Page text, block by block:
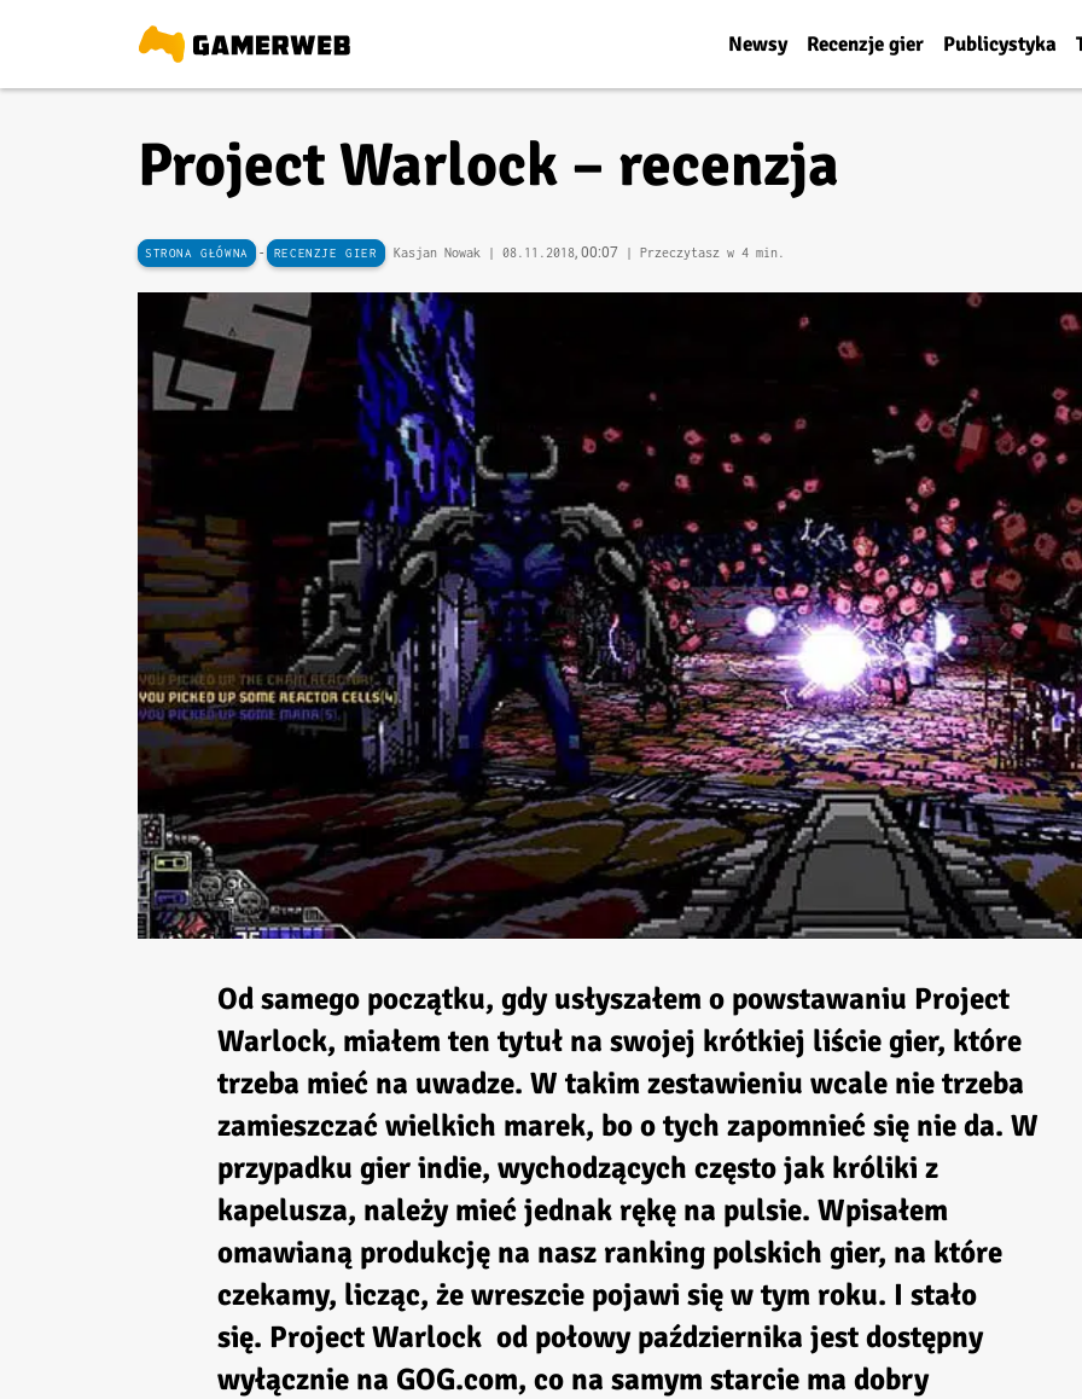
Newsy Recenzje gier Publicystyka
Project Warlock – recenzja
STRONA GŁÓWNA - RECENZJE GIER Kasjan Nowak | 08.11.2018, 00:07 | Przeczytasz w 4 min.
Od samego początku, gdy usłyszałem o powstawaniu Project
Warlock, miałem ten tytuł na swojej krótkiej liście gier, które
trzeba mieć na uwadze. W takim zestawieniu wcale nie trzeba
zamieszczać wielkich marek, bo o tych zapomnieć się nie da. W
przypadku gier indie, wychodzących często jak króliki z
kapelusza, należy mieć jednak rękę na pulsie. Wpisałem
omawianą produkcję na nasz ranking polskich gier, na które
czekamy, licząc, że wreszcie pojawi się w tym roku. I stało
się. Project Warlock od połowy października jest dostępny
wyłącznie na GOG.com, co na samym starcie ma dobry